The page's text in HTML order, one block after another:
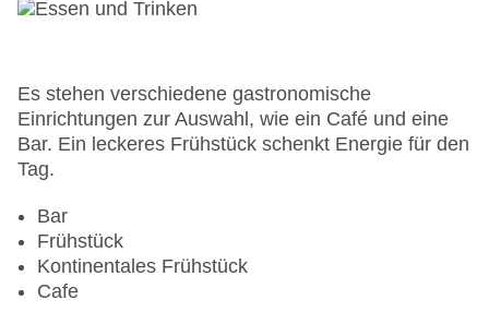
EC Maestro, Mastercard, Visa
Es stehen verschiedene gastronomische
Einrichtungen zur Auswahl, wie ein Café und eine
Bar. Ein leckeres Frühstück schenkt Energie für den
Tag.
Bar
Frühstück
Kontinentales Frühstück
Cafe